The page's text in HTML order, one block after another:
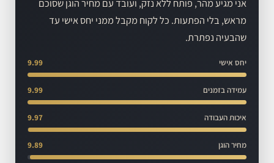
אני מגיע מהר, פותח ללא נזק, ועובד עם מחיר הוגן שסוכם
מראש, בלי הפתעות. כל לקוח מקבל ממני יחס אישי עד
שהבעיה נפתרת.
יחס אישי 9.99
עמידה בזמנים 9.99
איכות העבודה 9.97
מחיר הוגן 9.89